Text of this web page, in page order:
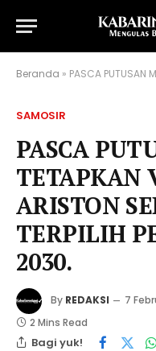
Beranda » PASCA PUTUSAN MK, KPU
SAMOSIR
PASCA
TETAPKAN
ARISTON
TERPILIH
2030.
By REDAKSI 7
2 Mins Read
Bagi yuk!